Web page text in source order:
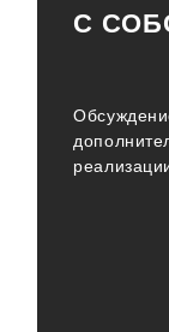
С